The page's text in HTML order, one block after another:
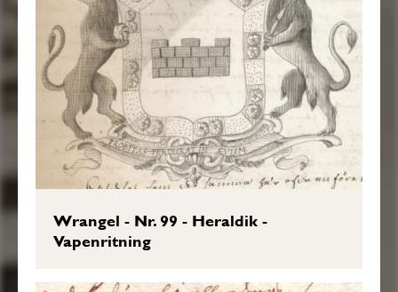
Wrangel - Nr. 99 - Heraldik -
Vapenritning